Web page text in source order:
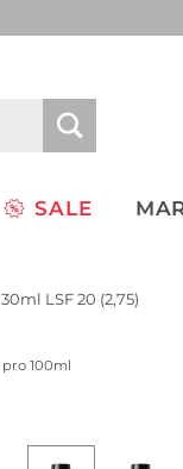
SALE
LSF 20 (2,75)
100ml